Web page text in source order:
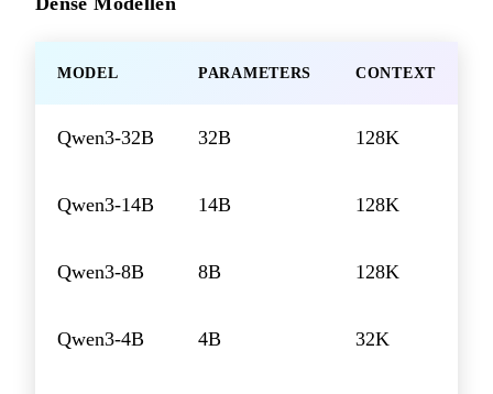
MODEL PARAMETERS CONTEXT
Qwen3-32B 32B 128K
Qwen3-14B 14B 128K
Qwen3-8B 8B 128K
Qwen3-4B 4B 32K